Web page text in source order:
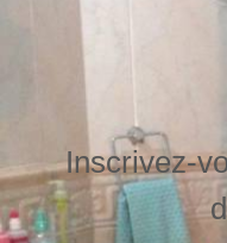
Inscrivez-